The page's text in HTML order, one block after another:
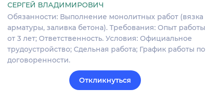
СЕРГЕЙ ВЛАДИМИРОВИЧ
Обязанности: Выполнение монолитных работ (вязка
арматуры, заливка бетона). Требования: Опыт работы
от 3 лет; Ответственность. Условия: Официальное
трудоустройство; Сдельная работа; График работы по
договоренности.
Откликнуться